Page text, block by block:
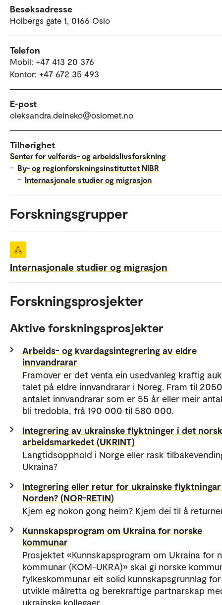
Besøksadresse
Holbergs gate 1, 0166 Oslo
Telefon
Mobil: +47 413 20 376
Kontor: +47 672 35 493
E-post
oleksandra.deineko@oslomet.no
Tilhørighet
Senter for velferds- og arbeidslivsforskning
– By- og regionforskningsinstituttet NIBR
– Internasjonale studier og migrasjon
Forskningsgrupper
Internasjonale studier og migrasjon
Forskningsprosjekter
Aktive forskningsprosjekter
Arbeids- og kvardagsintegrering av eldre
innvandrarar
Framover er det venta ein usedvanleg kraftig
talet på eldre innvandrarar i Noreg. Fram til
antalet innvandrarar som er 55 år eller meir
bli tredobla, frå 190 000 til 580 000.
Integrering av ukrainske flyktninger i det
arbeidsmarkedet (UKRINT)
Langtidsopphold i Norge eller rask
Ukraina?
Integrering eller retur for ukrainske
Norden? (NOR-RETIN)
Kjem eg nokon gong heim? Kjem dei til å
Kunnskapsprogram om Ukraina for norske
kommunar
Prosjektet «Kunnskapsprogram om Ukraina for
kommunar (KOM-UKRA)» skal gi norske
fylkeskommunar eit solid kunnskapsgrunnlag
utvikle målretta og berekraftige partnarskap
ukrainske kollegaer.